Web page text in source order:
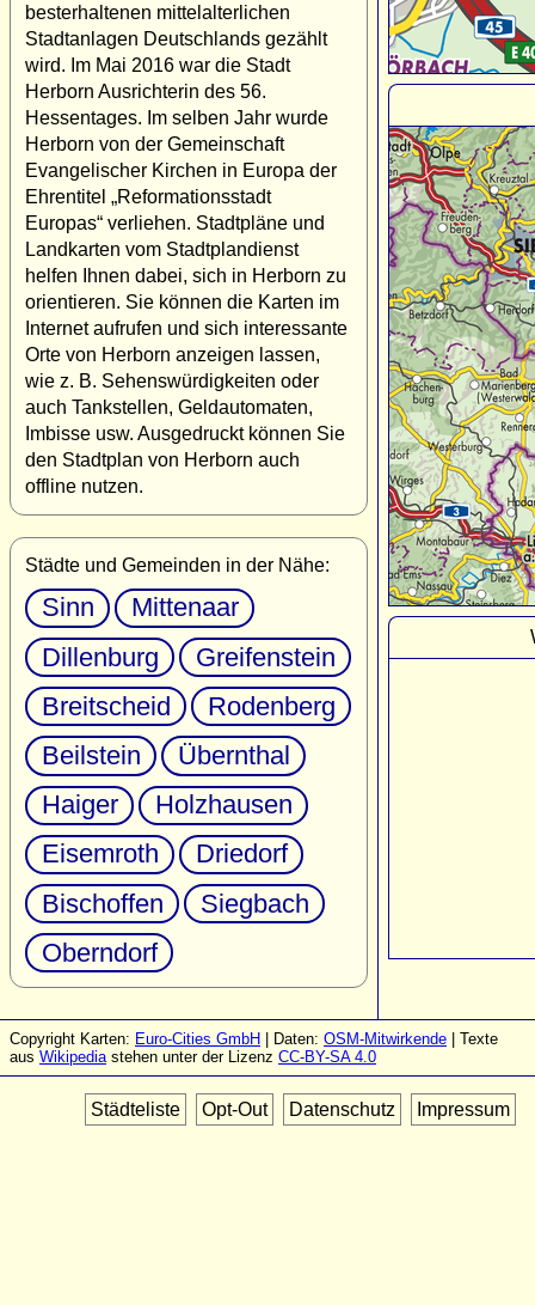
besterhaltenen mittelalterlichen
Stadtanlagen Deutschlands gezählt
wird. Im Mai 2016 war die Stadt
Herborn Ausrichterin des 56.
Hessentages. Im selben Jahr wurde
Herborn von der Gemeinschaft
Evangelischer Kirchen in Europa der
Ehrentitel „Reformationsstadt
Europas“ verliehen. Stadtpläne und
Landkarten vom Stadtplandienst
helfen Ihnen dabei, sich in Herborn zu
orientieren. Sie können die Karten im
Internet aufrufen und sich interessante
Orte von Herborn anzeigen lassen,
wie z. B. Sehenswürdigkeiten oder
auch Tankstellen, Geldautomaten,
Imbisse usw. Ausgedruckt können Sie
den Stadtplan von Herborn auch
offline nutzen.
Städte und Gemeinden in der Nähe:
Sinn
Mittenaar
Dillenburg
Greifenstein
Breitscheid
Rodenberg
Beilstein
Übernthal
Haiger
Holzhausen
Eisemroth
Driedorf
Bischoffen
Siegbach
Oberndorf
Copyright Karten: Euro-Cities GmbH | Daten: OSM-Mitwirkende | Texte
aus Wikipediastehen unter der Lizenz CC-BY-SA 4.0
Städteliste Opt-Out Datenschutz Impressum